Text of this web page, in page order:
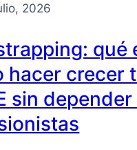
2026
qué
hacer crecer
sin